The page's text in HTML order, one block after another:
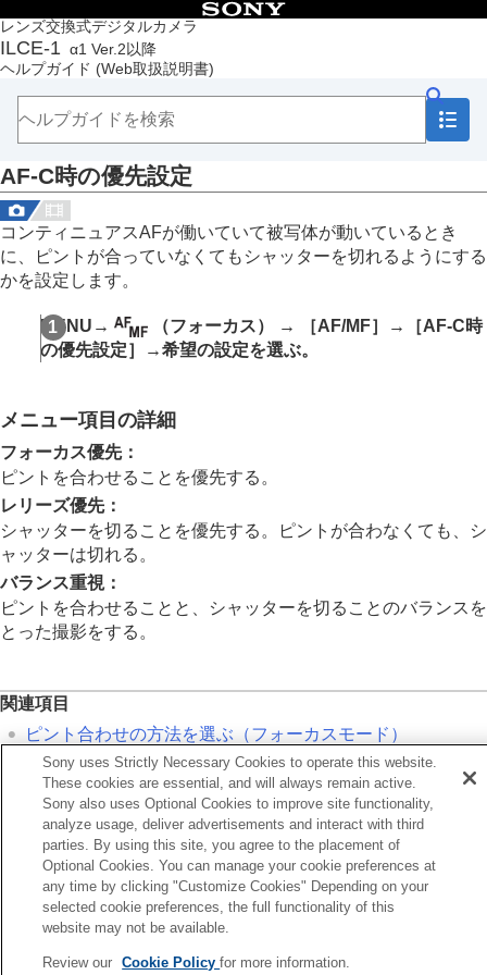
レンズ交換式デジタルカメラ
ILCE-1 α1 Ver.2以降
ヘルプガイド (Web取扱説明書)
目次
トップページ
ヘルプガイドの使いかた
本体と付属品を確認する
本機の基本操作
準備/基本的な撮影
MENU一覧から機能を探す
撮影機能を活用する
この章の目次
撮影モードを選ぶ
顔/瞳AF
フォーカス機能を使う
フォーカスエリア登録機能
登録フォーカスエリア消去
フォーカスエリア限定（静止画/動画）
AF枠の移動量
フォーカスエリア枠色（静止画/動画）
フォーカスエリア自動消灯
トラッキング中エリア枠表示
AF-Cエリア表示
位相差AFエリア表示
AFアシスト
AF/MF切換
シャッター半押しAF
AFオン
フォーカスホールド
プリAF
AF-S時の優先設定
AF-C時の優先設定
AF補助光
AF時の絞り駆動
AF-C時の優先設定
コンティニュアスAFが働いていて被写体が動いているとき
に、ピントが合っていなくてもシャッターを切れるようにする
かを設定します。
MENU → （フォーカス） → ［AF/MF］ →
［AF-C時
の優先設定］
→希望の設定を選ぶ。
メニュー項目の詳細
フォーカス優先：
ピントを合わせることを優先する。
レリーズ優先：
シャッターを切ることを優先する。ピントが合わなくても、シ
ャッターは切れる。
バランス重視：
ピントを合わせることと、シャッターを切ることのバランスを
とった撮影をする。
関連項目
ピント合わせの方法を選ぶ（フォーカスモード ）
AF-S時の優先設定
S時の優先設定
次へ
お使いのカメラの本体ソフトウェアがVer.2.00未満の場合は下記URLの
ヘルプガイドをご覧ください。
Sony uses Strictly Necessary Cookies to operate this website.
These cookies are essential, and will always remain active.
Sony also uses Optional Cookies to improve site functionality,
analyze usage, deliver advertisements and interact with third
parties. By using this site, you agree to the placement of
Optional Cookies. You can manage your cookie preferences at
any time by clicking "Customize Cookies" Depending on your
selected cookie preferences, the full functionality of this
website may not be available.
Review our Cookie Policyfor more information.